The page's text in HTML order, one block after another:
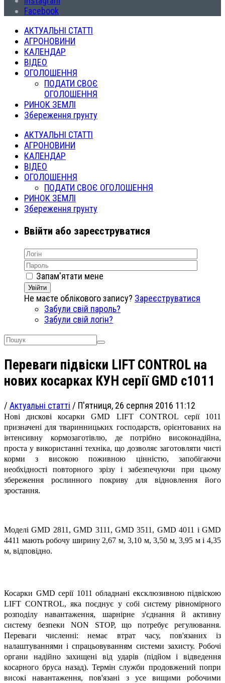
Facebook
АКТУАЛЬНІ СТАТТІ
АГРОНОВИНИ
КАЛЕНДАР
ВІДЕО
ОГОЛОШЕННЯ
ПОДАТИ СВОЄ
ОГОЛОШЕННЯ
РИНОК ЗЕМЛІ
Збереження грунту
АКТУАЛЬНІ СТАТТІ
АГРОНОВИНИ
КАЛЕНДАР
ВІДЕО
ОГОЛОШЕННЯ
ПОДАТИ СВОЄ ОГОЛОШЕННЯ
РИНОК ЗЕМЛІ
Збереження грунту
Ввійти або зареєструватися
Запам'ятати мене
Увійти
Не маєте облікового запису? Зареєструватися
Забули свій пароль?
Забули свій логін?
Переваги підвіски LIFT CONTROL на
нових косарках КУН серії GMD с1011
/ Актуальні статті / П'ятниця, 26 серпня 2016 11:12
Нові дискові косарки GMD LIFT CONTROL серії 1011
призначені для тваринницьких господарств, орієнтованих на
інтенсивну кормозаготівлю, де потрібно високонадійна,
проста у використанні техніка, що дозволяє заготовляти чисті
корми з високою поживною цінністю, запобігаючи
необхідності повторного зрізу і забезпечуючи при цьому
збереження рослинного покриву для відновлення його
зростання.
Моделі GMD 2811, GMD 3111, GMD 3511, GMD 4011 і GMD
4411 мають робочу ширину 2,67 м, 3,10 м, 3,50 м, 3,95 м і 4,35
м, відповідно.
Косарки GMD серії 1011 обладнані ексклюзивною підвіскою
LIFT CONTROL, яка поєднує у собі систему рівномірного
розподілу навантаження, шарнірне з'єднання й активну
систему безпеки NON STOP, що потребує регулювання.
Переваги численні: немає втрат часу, пов'язаних із
налаштуваннями і спрацьовуванням системи захисту. Робочі
органи надійно захищені від ударів (підйом і відведення
косарного бруса назад). Термін служби продовжений попри
високі навантаження, пов'язані з усе вищими робочими